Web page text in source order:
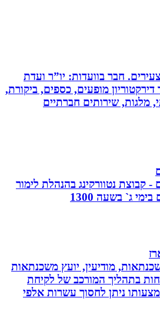
חבר בוועדות: יו”ר ועדת
מופעים, כספים, ביקורת,
שירותים חברתיים
נטוורקינג בהנהלת לימור
בשעה 1300
מודיעין, יועץ משכנתאות
בתהליך המורכב של לקיחת
ניתן לחסוך עשרות אלפי